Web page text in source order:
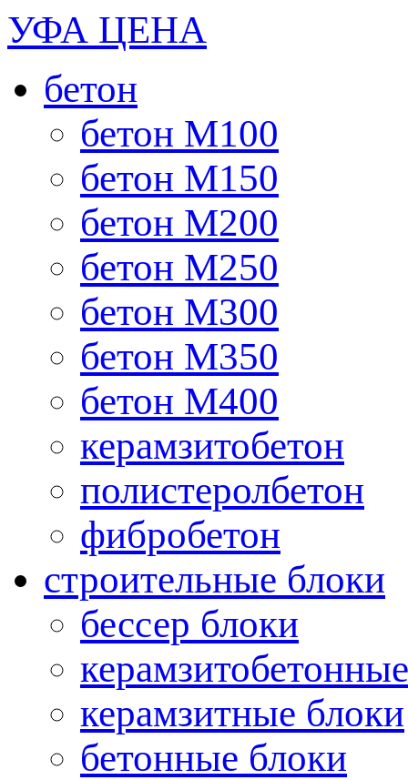
УФА ЦЕНА
бетон
бетон М100
бетон М150
бетон М200
бетон М250
бетон М300
бетон М350
бетон М400
керамзитобетон
полистеролбетон
фибробетон
строительные блоки
бессер блоки
керамзитные блоки
бетонные блоки